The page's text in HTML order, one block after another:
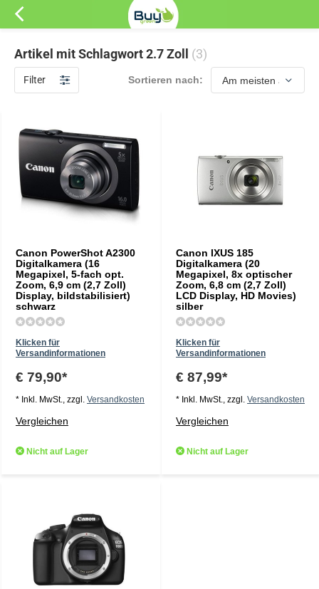
Artikel mit Schlagwort 2.7 Zoll (3)
Filter Sortieren nach:
Canon PowerShot A2300
Digitalkamera (16
Megapixel, 5-fach opt.
Zoom, 6,9 cm (2,7 Zoll)
Display, bildstabilisiert)
schwarz
Klicken für
Versandinformationen
€ 79,90*
* Inkl. MwSt., zzgl. Versandkosten
Vergleichen
Nicht auf Lager
Canon IXUS 185
Digitalkamera (20
Megapixel, 8x optischer
Zoom, 6,8 cm (2,7 Zoll)
LCD Display, HD Movies)
silber
Klicken für
Versandinformationen
€ 87,99*
* Inkl. MwSt., zzgl. Versandkosten
Vergleichen
Nicht auf Lager